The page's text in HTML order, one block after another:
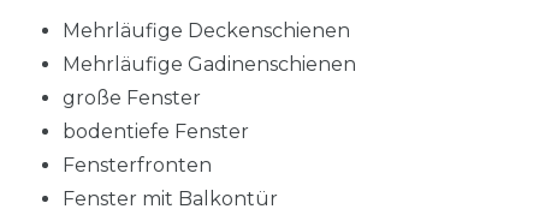
Mehrläufige Deckenschienen
Mehrläufige Gadinenschienen
große Fenster
bodentiefe Fenster
Fensterfronten
Fenster mit Balkontür